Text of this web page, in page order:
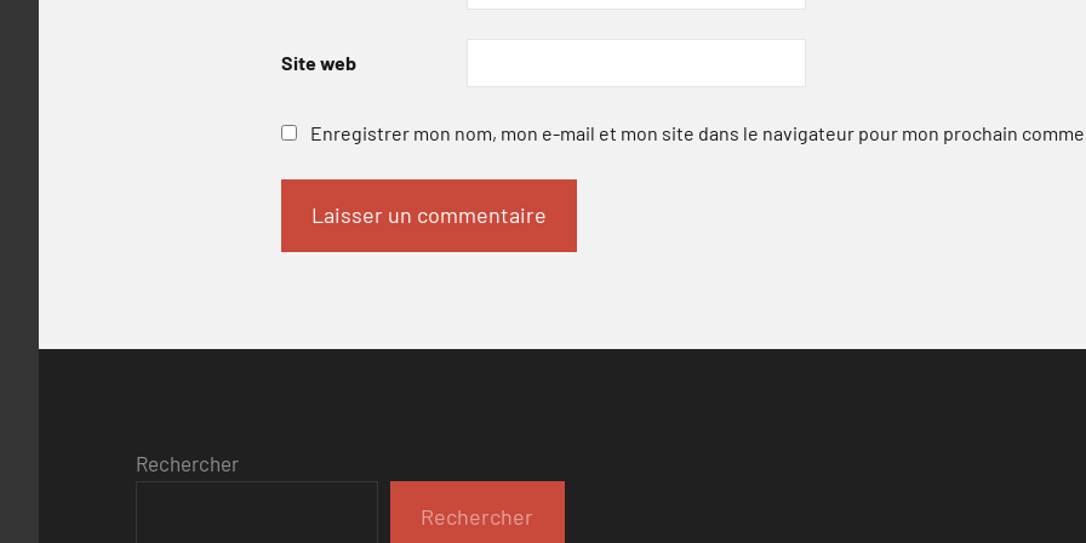
Site web
Enregistrer mon nom, mon e-mail et mon site dans le navigateur pour mon prochain
Rechercher
Rechercher